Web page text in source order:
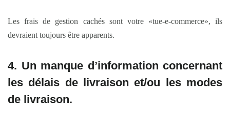
Les frais de gestion cachés sont votre «tue-e-commerce», ils
devraient toujours être apparents.
4. Un manque d’information concernant
les délais de livraison et/ou les modes
de livraison.